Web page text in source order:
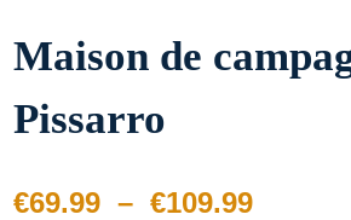
Maison de
Pissarro
€69.99 – €109.99Plage